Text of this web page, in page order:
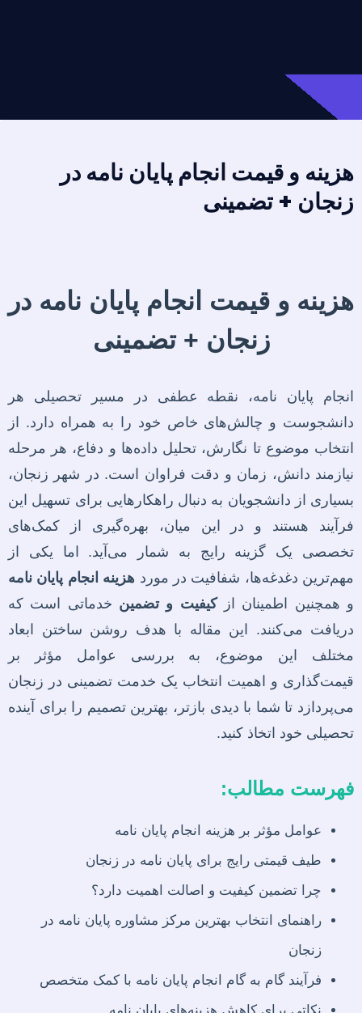
هزینه و قیمت انجام پایان نامه در
زنجان + تضمینی
هزینه و قیمت انجام پایان نامه در
زنجان + تضمینی
انجام پایان نامه، نقطه عطفی در مسیر تحصیلی هر
دانشجوست و چالش‌های خاص خود را به همراه دارد. از
انتخاب موضوع تا نگارش، تحلیل داده‌ها و دفاع، هر مرحله
نیازمند دانش، زمان و دقت فراوان است. در شهر زنجان،
بسیاری از دانشجویان به دنبال راهکارهایی برای تسهیل این
فرآیند هستند و در این میان، بهره‌گیری از کمک‌های
تخصصی یک گزینه رایج به شمار می‌آید. اما یکی از
مهم‌ترین دغدغه‌ها، شفافیت در مورد هزینه انجام پایان نامه
و همچنین اطمینان ازکیفیت و تضمین خدماتی است که
دریافت می‌کنند. این مقاله با هدف روشن ساختن ابعاد
مختلف این موضوع، به بررسی عوامل مؤثر بر
قیمت‌گذاری و اهمیت انتخاب یک خدمت تضمینی در زنجان
می‌پردازد تا شما با دیدی بازتر، بهترین تصمیم را برای آینده
تحصیلی خود اتخاذ کنید.
فهرست مطالب:
عوامل مؤثر بر هزینه انجام پایان نامه
طیف قیمتی رایج برای پایان نامه در زنجان
چرا تضمین کیفیت و اصالت اهمیت دارد؟
راهنمای انتخاب بهترین مرکز مشاوره پایان نامه در
زنجان
فرآیند گام به گام انجام پایان نامه با کمک متخصص